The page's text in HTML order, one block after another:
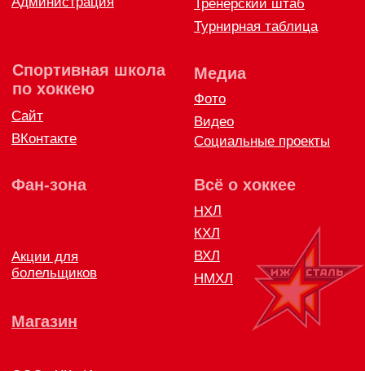
Согласие на обработку персональных данных
Публичная оферта